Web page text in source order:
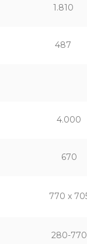
1.810
487
4.000
670
770 x
280-770